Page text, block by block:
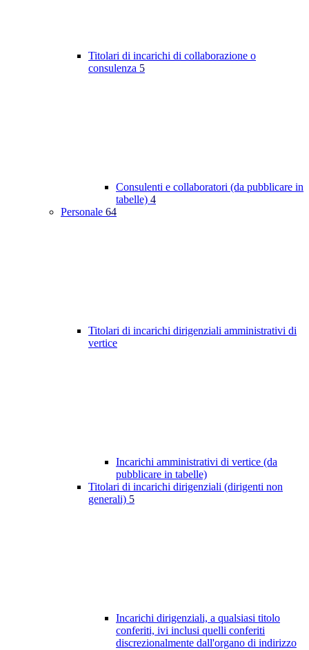
Titolari di incarichi di collaborazione o
consulenza 5
Consulenti e collaboratori (da pubblicare in
tabelle) 4
Personale 64
Titolari di incarichi dirigenziali amministrativi di
vertice
Incarichi amministrativi di vertice (da
pubblicare in tabelle)
Titolari di incarichi dirigenziali (dirigenti non
generali) 5
Incarichi dirigenziali, a qualsiasi titolo
conferiti, ivi inclusi quelli conferiti
discrezionalmente dall'organo di indirizzo